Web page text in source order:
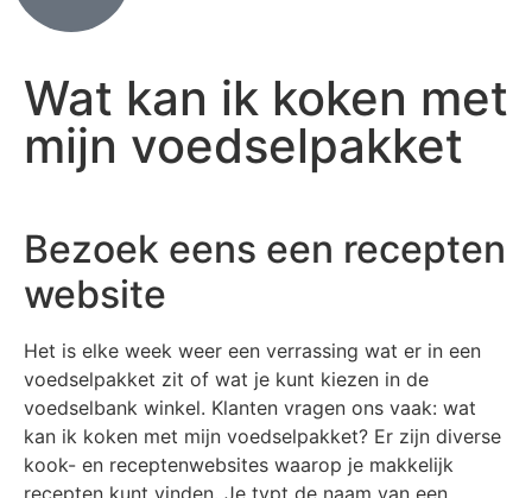
Wat kan ik koken met
mijn voedselpakket
Bezoek eens een recepten
website
Het is elke week weer een verrassing wat er in een
voedselpakket zit of wat je kunt kiezen in de
voedselbank winkel. Klanten vragen ons vaak: wat
kan ik koken met mijn voedselpakket? Er zijn diverse
kook- en receptenwebsites waarop je makkelijk
recepten kunt vinden. Je typt de naam van een